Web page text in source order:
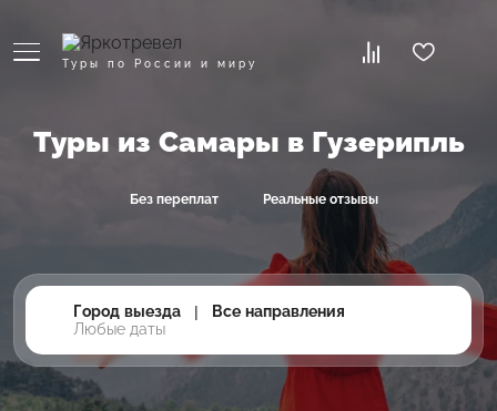
Туры по России и миру
Туры из Самары в Гузерипль
Без переплат Реальные отзывы
Город выезда |
Все направления
Любые даты